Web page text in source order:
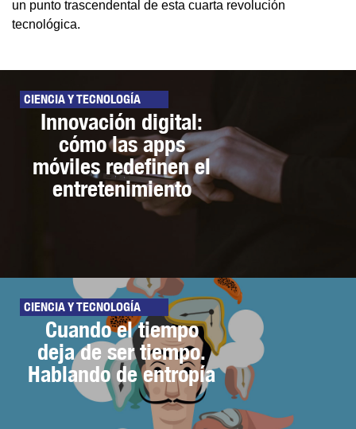
un punto trascendental de esta cuarta revolución
tecnológica.
CIENCIA Y TECNOLOGÍA
Innovación digital:
cómo las apps
móviles redefinen el
entretenimiento
CIENCIA Y TECNOLOGÍA
Cuando el tiempo
deja de ser tiempo.
Hablando de entropía